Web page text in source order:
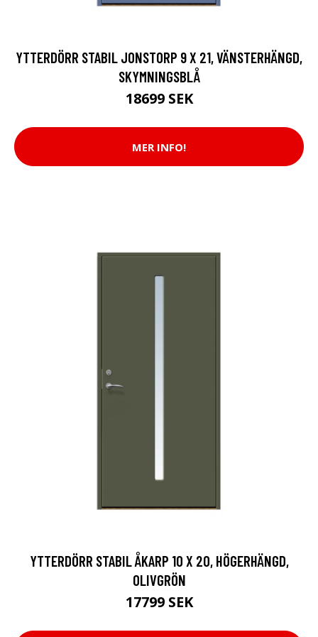
YTTERDÖRR STABIL JONSTORP 9 X 21, VÄNSTERHÄNGD,
SKYMNINGSBLÅ
18699 SEK
MER INFO!
YTTERDÖRR STABIL ÅKARP 10 X 20, HÖGERHÄNGD,
OLIVGRÖN
17799 SEK